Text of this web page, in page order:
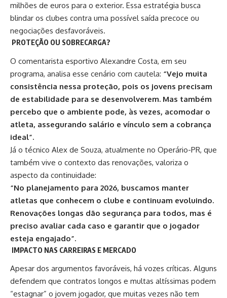
milhões de euros para o exterior. Essa estratégia busca
blindar os clubes contra uma possível saída precoce ou
negociações desfavoráveis.​
PROTEÇÃO OU SOBRECARGA?
O comentarista esportivo Alexandre Costa, em seu
programa, analisa esse cenário com cautela: “Vejo muita
consistência nessa proteção, pois os jovens precisam
de estabilidade para se desenvolverem. Mas também
percebo que o ambiente pode, às vezes, acomodar o
atleta, assegurando salário e vínculo sem a cobrança
ideal”.
Já o técnico Alex de Souza, atualmente no Operário-PR, que
também vive o contexto das renovações, valoriza o
aspecto da continuidade:
“No planejamento para 2026, buscamos manter
atletas que conhecem o clube e continuam evoluindo.
Renovações longas dão segurança para todos, mas é
preciso avaliar cada caso e garantir que o jogador
esteja engajado”.​
IMPACTO NAS CARREIRAS E MERCADO
Apesar dos argumentos favoráveis, há vozes críticas. Alguns
defendem que contratos longos e multas altíssimas podem
“estagnar” o jovem jogador, que muitas vezes não tem